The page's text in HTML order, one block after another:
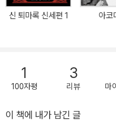
작이다. 1부 ‘룬의 아이들’ 시리즈
된 오빠에 얽힌 비밀과 맞서 분투
등장으로 첫 권부터 독자들의 호
이막스를 향해 달려가고 있는 이
가 지닌 ‘블러디드’라는 힘, 바로
거대한 비밀이 밝혀진다. 한편, 켈
신 퇴마록 신세편 1 아코
1
100자평
3
리뷰 마
이 책에 내가 남긴 글